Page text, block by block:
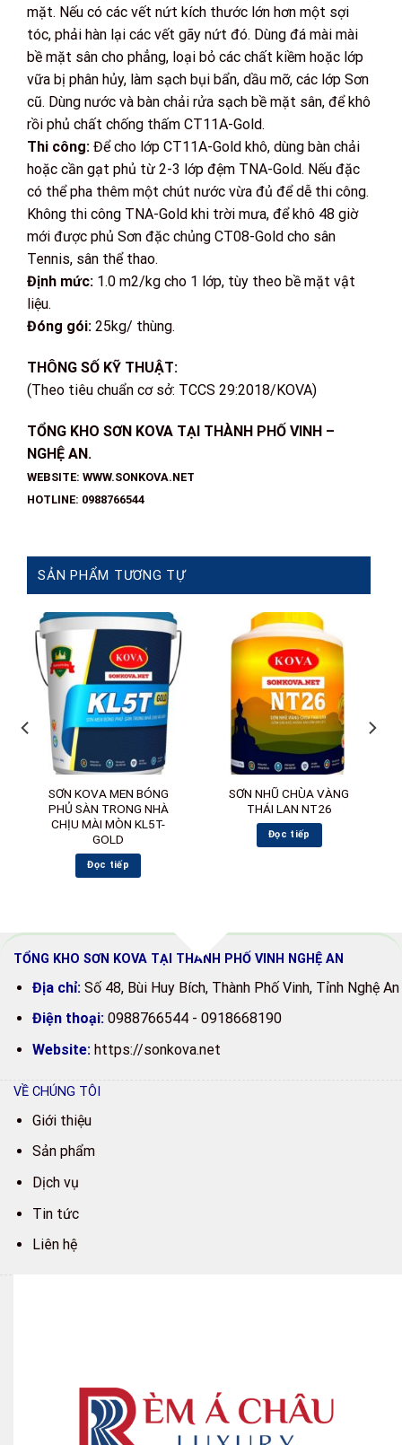
mặt. Nếu có các vết nứt kích thước lớn hơn một sợi
tóc, phải hàn lại các vết gãy nứt đó. Dùng đá mài mài
bề mặt sân cho phẳng, loại bỏ các chất kiềm hoặc lớp
vữa bị phân hủy, làm sạch bụi bẩn, dầu mỡ, các lớp Sơn
cũ. Dùng nước và bàn chải rửa sạch bề mặt sân, để khô
rồi phủ chất chống thấm CT11A-Gold.
Thi công: Để cho lớp CT11A-Gold khô, dùng bàn chải
hoặc cần gạt phủ từ 2-3 lớp đệm TNA-Gold. Nếu đặc
có thể pha thêm một chút nước vừa đủ để dễ thi công.
Không thi công TNA-Gold khi trời mưa, để khô 48 giờ
mới được phủ Sơn đặc chủng CT08-Gold cho sân
Tennis, sân thể thao.
Định mức: 1.0 m2/kg cho 1 lớp, tùy theo bề mặt vật
liệu.
Đóng gói: 25kg/ thùng.
THÔNG SỐ KỸ THUẬT:
(Theo tiêu chuẩn cơ sở: TCCS 29:2018/KOVA)
TỔNG KHO SƠN KOVA TẠI THÀNH PHỐ VINH –
NGHỆ AN.
WEBSITE: WWW.SONKOVA.NET
HOTLINE: 0988766544
SẢN PHẨM TƯƠNG TỰ
SƠN KOVA MEN BÓNG
PHỦ SÀN TRONG NHÀ
CHỊU MÀI MÒN KL5T-
GOLD
Đọc tiếp
SƠN NHŨ CHÙA VÀNG
THÁI LAN NT26
Đọc tiếp
TỔNG KHO SƠN KOVA TẠI THÀNH PHỐ VINH NGHỆ AN
Địa chỉ: Số 48, Bùi Huy Bích, Thành Phố Vinh, Tỉnh Nghệ An
Điện thoại: 0988766544 - 0918668190
Website: https://sonkova.net
VỀ CHÚNG TÔI
Giới thiệu
Sản phẩm
Dịch vụ
Tin tức
Liên hệ